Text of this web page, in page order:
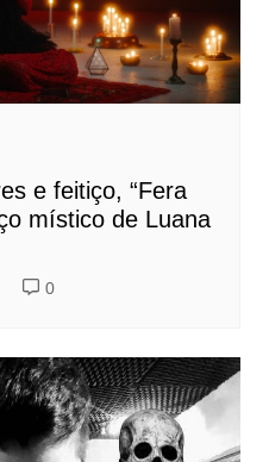
e feitiço, “Fera
místico de Luana
0